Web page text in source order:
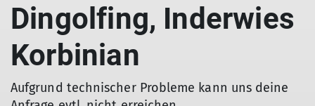
Dingolfing, Inderwies
Korbinian
Aufgrund technischer Probleme kann uns deine